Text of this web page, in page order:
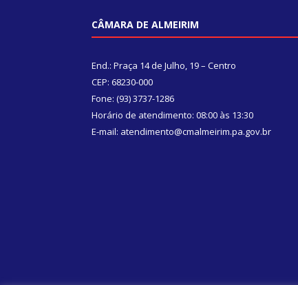
CÂMARA DE ALMEIRIM
End.: Praça 14 de Julho, 19 – Centro
CEP: 68230-000
Fone: (93) 3737-1286
Horário de atendimento: 08:00 às 13:30
E-mail: atendimento@cmalmeirim.pa.gov.br